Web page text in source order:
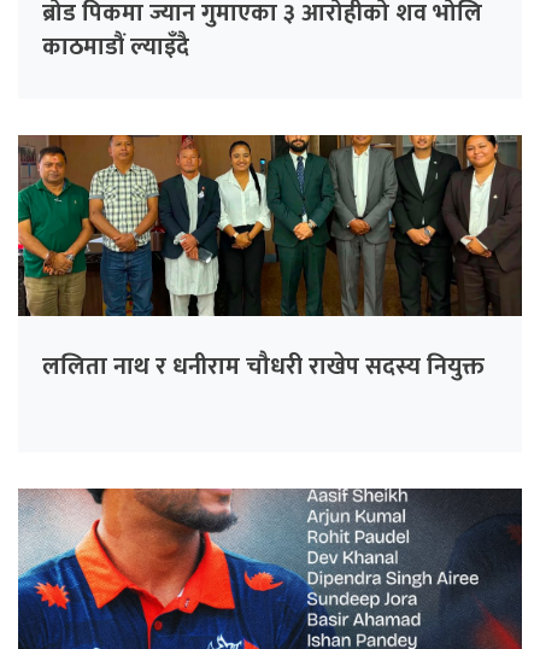
ब्रोड पिकमा ज्यान गुमाएका ३ आरोहीको शव भोलि
काठमाडौं ल्याइँदै
ललिता नाथ र धनीराम चौधरी राखेप सदस्य नियुक्त